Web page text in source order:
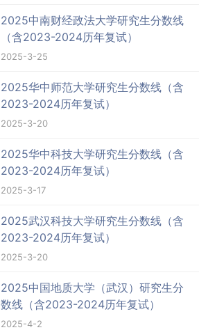
2025中南财经政法大学研究生分数线
（含2023-2024历年复试）
2025-3-25
2025华中师范大学研究生分数线（含
2023-2024历年复试）
2025-3-20
2025华中科技大学研究生分数线（含
2023-2024历年复试）
2025-3-17
2025武汉科技大学研究生分数线（含
2023-2024历年复试）
2025-3-20
2025中国地质大学（武汉）研究生分
数线（含2023-2024历年复试）
2025-4-2